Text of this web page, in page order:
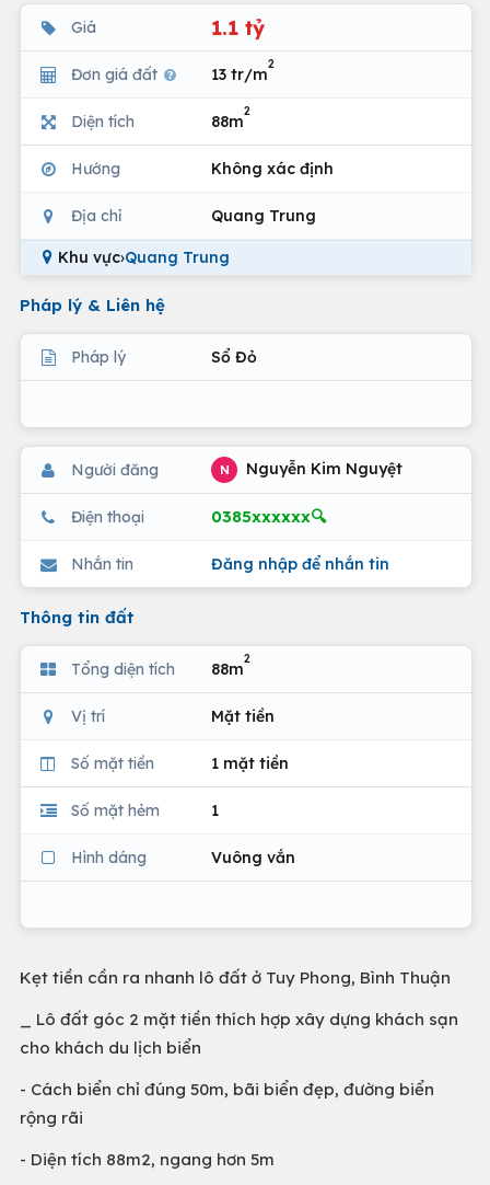
Giá 1.1 tỷ
Đơn giá đất 13 tr/m
2
Diện tích 88m
2
Hướng Không xác định
Địa chỉ Quang Trung
Khu vực›Quang Trung
Pháp lý & Liên hệ
Pháp lý Sổ Đỏ
Người đăng N Nguyễn Kim Nguyệt
Điện thoại 0385xxxxxx🔍
Nhắn tin Đăng nhập để nhắn tin
Thông tin đất
Tổng diện tích 88m
2
Vị trí Mặt tiền
Số mặt tiền 1 mặt tiền
Số mặt hẻm 1
Hình dáng Vuông vắn
Kẹt tiền cần ra nhanh lô đất ở Tuy Phong, Bình Thuận
_ Lô đất góc 2 mặt tiền thích hợp xây dựng khách sạn
cho khách du lịch biển
- Cách biển chỉ đúng 50m, bãi biển đẹp, đường biển
rộng rãi
- Diện tích 88m2, ngang hơn 5m